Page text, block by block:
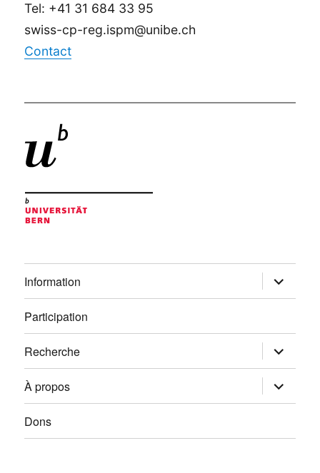
Tel: +41 31 684 33 95
swiss-cp-reg.ispm@unibe.ch
Contact
Information ouvrir
le
sous-
Participation
Recherche ouvrir
le
sous-
menu
À propos ouvrir
le
sous-
Dons